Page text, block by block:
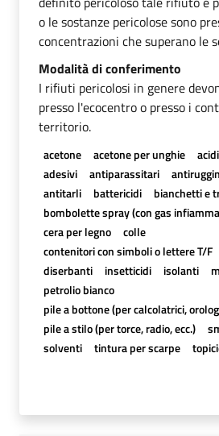
o le sostanze pericolose sono
concentrazioni che superano le
Modalità di conferimento
I rifiuti pericolosi in genere
presso l'ecocentro o presso i
territorio.
acetone acetone per unghie acidi
adesivi
antiparassitari
antitarli
battericidi
bianchetti e
bombolette spray (con gas
cera per legno
colle
contenitori con simboli o lettere T/F
diserbanti
insetticidi isolanti
petrolio bianco
pile a bottone (per calcolatrici,
pile a stilo (per torce, radio, ecc.)
solventi
tintura per scarpe